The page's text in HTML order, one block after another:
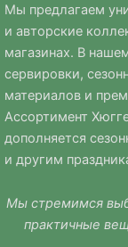
Мы предлагаем
и авторские
магазинах. В
сервировки,
материалов и
Ассортимент
дополняется
и другим
Мы стремимся
практичные